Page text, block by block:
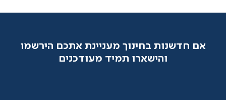
אם חדשנות בחינוך מעניינת אתכם הירשמו
והישארו תמיד מעודכנים